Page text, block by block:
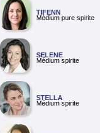
TIFENN
Médium pure spirite
SELENE
Médium spirite
STELLA
Médium spirite